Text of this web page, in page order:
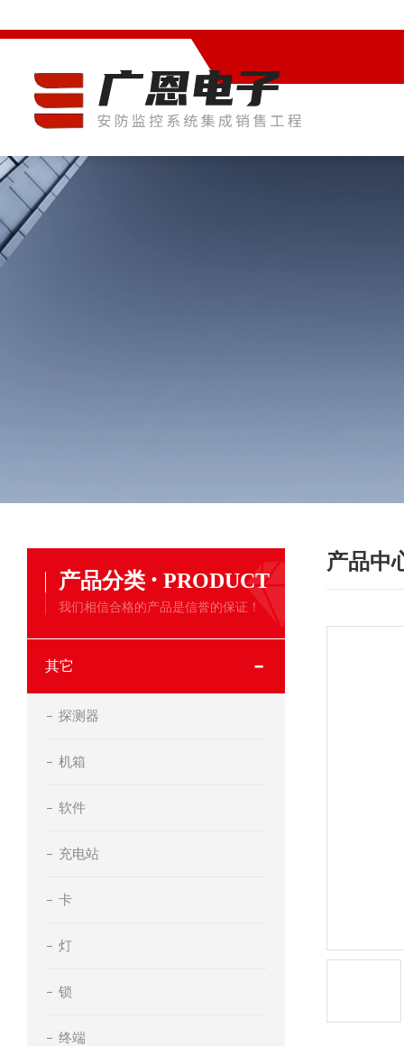
产品分类 · PRODUCT
我们相信合格的产品是信誉的保证！
其它
探测器
机箱
软件
充电站
卡
灯
锁
终端
产品中